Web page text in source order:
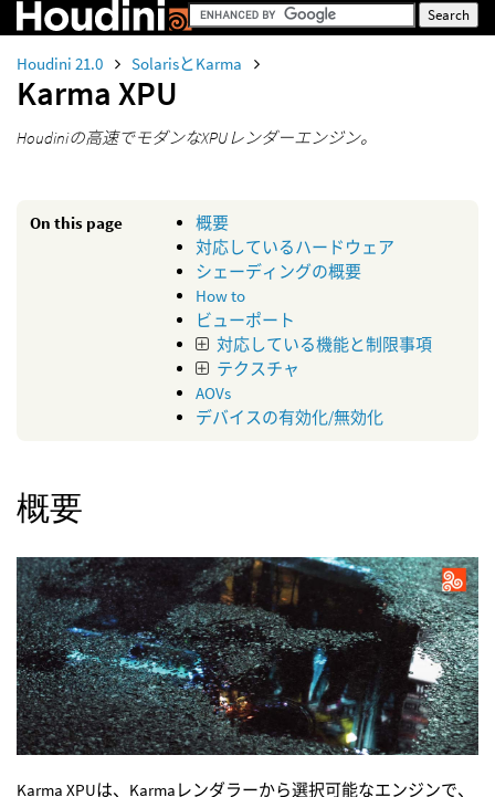
Houdini 21.0 SolarisとKarma
Karma XPU
Houdiniの高速でモダンなXPUレンダーエンジン。
On this page
概要
対応しているハードウェア
シェーディングの概要
How to
ビューポート
対応している機能と制限事項
テクスチャ
AOVs
デバイスの有効化/無効化
概要
Karma XPUは、Karmaレンダラーから選択可能なエンジンで、